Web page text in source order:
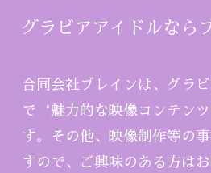
グラビアアイドルなら
合同会社ブレインは、グラ
で‘魅力的な映像コンテン
す。その他、映像制作等の
すので、ご興味のある方は